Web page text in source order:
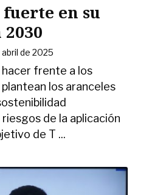
en su
de 2025
frente a los
los aranceles
de la aplicación
de T ...